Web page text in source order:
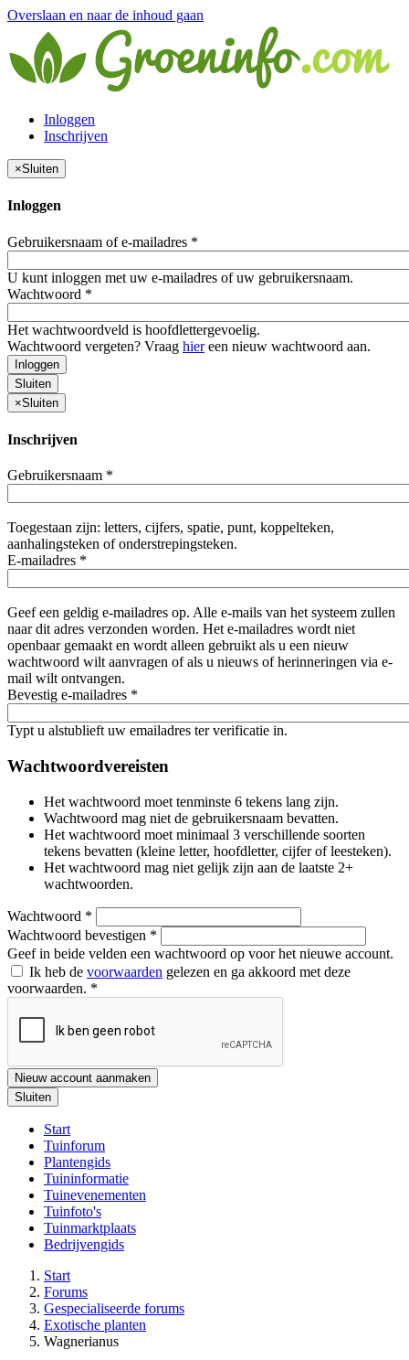
Overslaan en naar de inhoud gaan
Inloggen
Inschrijven
×Sluiten
Inloggen
Gebruikersnaam of e-mailadres *
U kunt inloggen met uw e-mailadres of uw gebruikersnaam.
Wachtwoord *
Het wachtwoordveld is hoofdlettergevoelig.
Wachtwoord vergeten? Vraag hiereen nieuw wachtwoord aan.
Inloggen
Sluiten
×Sluiten
Inschrijven
Gebruikersnaam *
Toegestaan zijn: letters, cijfers, spatie, punt, koppelteken,
aanhalingsteken of onderstrepingsteken.
E-mailadres *
Geef een geldig e-mailadres op. Alle e-mails van het systeem zullen
naar dit adres verzonden worden. Het e-mailadres wordt niet
openbaar gemaakt en wordt alleen gebruikt als u een nieuw
wachtwoord wilt aanvragen of als u nieuws of herinneringen via e-
mail wilt ontvangen.
Bevestig e-mailadres *
Typt u alstublieft uw emailadres ter verificatie in.
Wachtwoordvereisten
Het wachtwoord moet tenminste 6 tekens lang zijn.
Wachtwoord mag niet de gebruikersnaam bevatten.
Het wachtwoord moet minimaal 3 verschillende soorten
tekens bevatten (kleine letter, hoofdletter, cijfer of leesteken).
Het wachtwoord mag niet gelijk zijn aan de laatste 2+
wachtwoorden.
Wachtwoord *
Wachtwoord bevestigen *
Geef in beide velden een wachtwoord op voor het nieuwe account.
Ik heb de voorwaarden gelezen en ga akkoord met deze
voorwaarden. *
Nieuw account aanmaken
Sluiten
Start
Tuinforum
Plantengids
Tuininformatie
Tuinevenementen
Tuinfoto's
Tuinmarktplaats
Bedrijvengids
Start
Forums
Gespecialiseerde forums
Exotische planten
Wagnerianus